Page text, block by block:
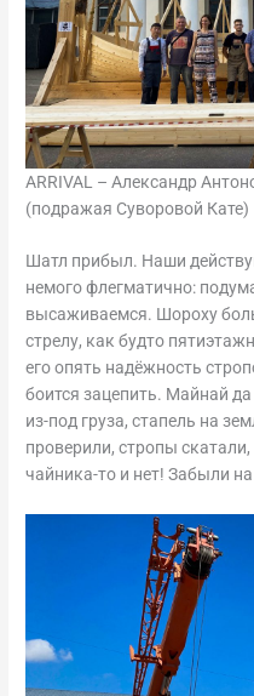
ARRIVAL – Александр
(подражая Суворовой Кате)
Шатл прибыл. Наши
немого флегматично:
высаживаемся. Шороху
стрелу, как будто
его опять надёжность
боится зацепить. Майнай
из-под груза, стапель на
проверили, стропы
чайника-то и нет! Забыли